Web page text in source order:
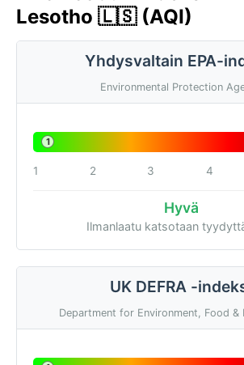
Lesotho 🇱🇸 (AQI)
Yhdysvaltain EPA-
Environmental Protection
1
1 2 3 4
Hyvä
Ilmanlaatu katsotaan
UK DEFRA -
Department for Environment, Food &